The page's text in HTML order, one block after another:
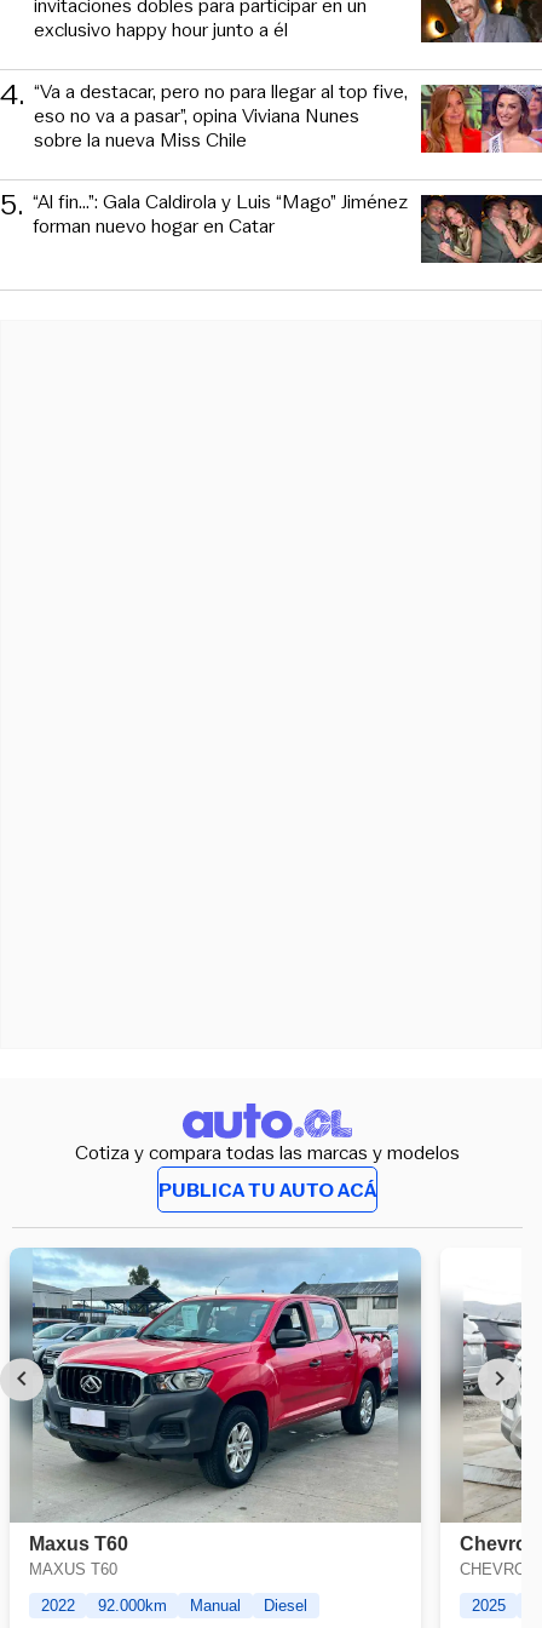
exclusivo happy hour junto a él
4. “Va a destacar, pero no para llegar al top five,
eso no va a pasar”, opina Viviana Nunes
sobre la nueva Miss Chile
5. “Al fin…”: Gala Caldirola y Luis “Mago” Jiménez
forman nuevo hogar en Catar
Cotiza y compara todas las marcas y modelos
PUBLICA TU AUTO ACÁ